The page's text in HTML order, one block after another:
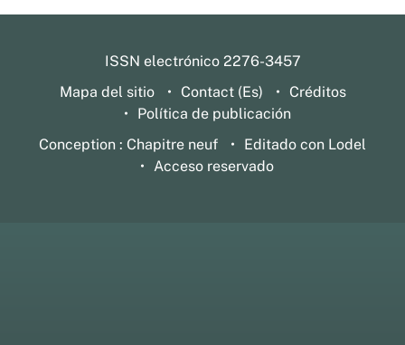
ISSN electrónico 2276-3457
Mapa del sitio
Contact (Es)
Créditos
Política de publicación
Conception : Chapitre neuf
Editado con Lodel
Acceso reservado